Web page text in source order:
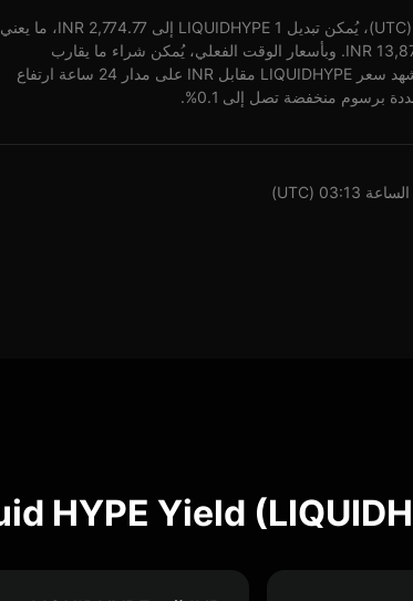
اعتباراً من 19-02-2026، الساعة 03:13 (UTC)، يُمكن تبديل 1 LIQUIDHYPE إلى 2,774.77 INR، ما يعني
أن 5 LIQUIDHYPE تساوي حوالي 13,873.85 INR. وبأسعار الوقت الفعلي، يُمكن شراء ما يقارب
0.00036 LIQUIDHYPE مقابل 1 INR. شهد سعر LIQUIDHYPE مقابل INR على مدار 24 ساعة ارتفاع